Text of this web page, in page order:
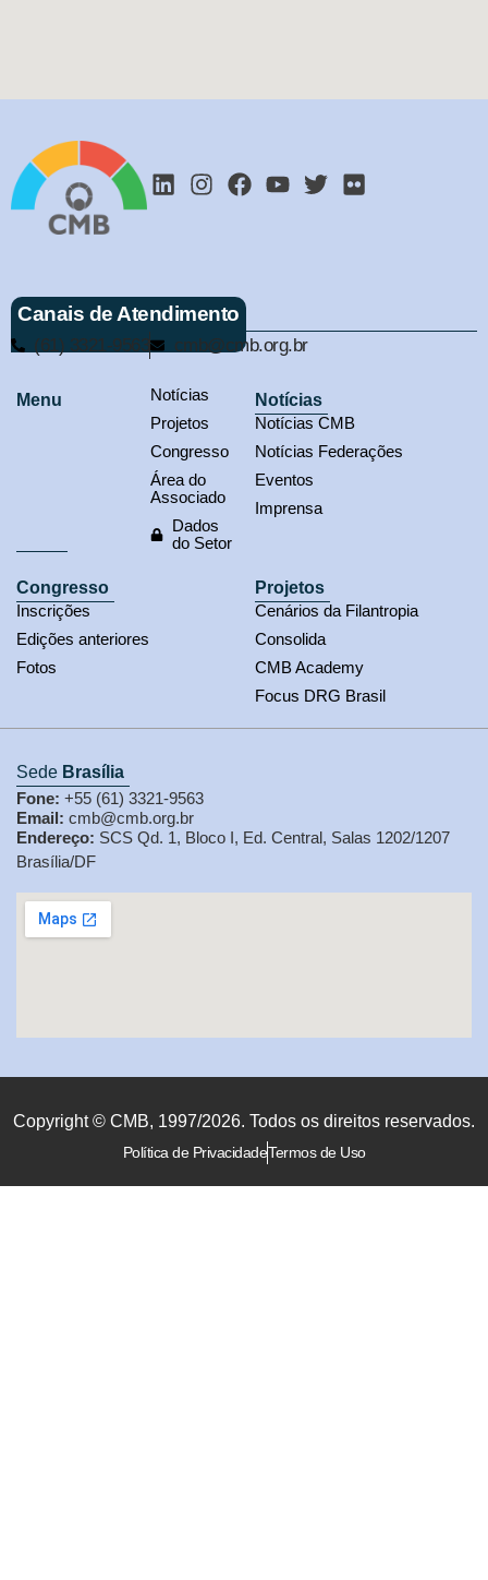
Canais de Atendimento
(61) 3321-9563 cmb@cmb.org.br
Menu
Notícias
Projetos
Congresso
Área do
Associado
Dados
do Setor
Notícias
Notícias CMB
Notícias Federações
Eventos
Imprensa
Congresso
Inscrições
Edições anteriores
Fotos
Projetos
Cenários da Filantropia
Consolida
CMB Academy
Focus DRG Brasil
Sede Brasília
Fone: +55 (61) 3321-9563
Email: cmb@cmb.org.br
Endereço: SCS Qd. 1, Bloco I, Ed. Central, Salas 1202/1207
Brasília/DF
Copyright © CMB, 1997/2026. Todos os direitos reservados.
Política de PrivacidadeTermos de Uso